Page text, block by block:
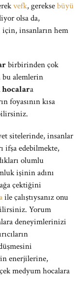
vefk, gereksebüyü
olsa da,
için, insanların hem
birbirinden çok
bu alemlerin
hocalara
foyasının kısa
sitelerinde, insanlar
ifşa edebilmekte,
olumlu
işinin adını
çektiğini
ile çalıştıysanız onu
Yorum
deneyimlerinizi
enerjilerine,
medyum hocalara